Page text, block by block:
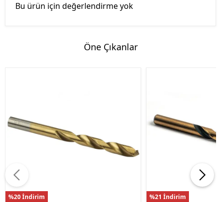
Bu ürün için değerlendirme yok
Öne Çıkanlar
%20 İndirim %21 İndirim